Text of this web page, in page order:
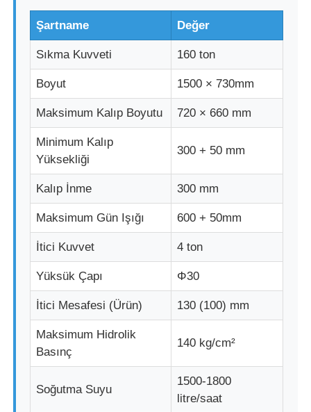
Ana sayfa
Ürünler
Hakkımızda
Fabrika turu
Kalite kontrol
Şartname Değer
Sıkma Kuvveti 160 ton
Boyut 1500 × 730mm
Maksimum Kalıp Boyutu 720 × 660 mm
Minimum Kalıp
Yüksekliği
300 + 50 mm
Kalıp İnme 300 mm
Maksimum Gün Işığı 600 + 50mm
İtici Kuvvet 4 ton
Yüksük Çapı Φ30
İtici Mesafesi (Ürün) 130 (100) mm
Maksimum Hidrolik
Basınç
140 kg/cm²
Soğutma Suyu
1500-1800
litre/saat